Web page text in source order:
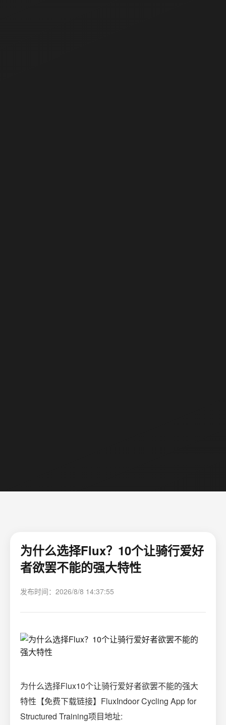
为什么选择Flux？10个让骑行爱好
者欲罢不能的强大特性
发布时间：2026/8/8 14:37:55
为什么选择Flux10个让骑行爱好者欲罢不能的强大
特性【免费下载链接】FluxIndoor Cycling App for
Structured Training项目地址: